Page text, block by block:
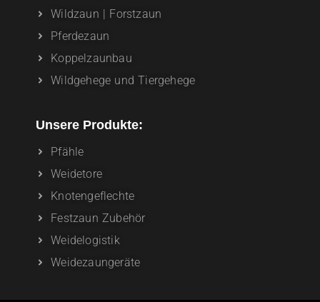
Wildzaun | Forstzaun
Pferdezaun
Koppelzaunbau
Wildgehege und Tiergehege
Unsere Produkte:
Pfähle
Weidetore
Knotengeflechte
Festzaun Zubehör
Weidelogistik
Weidezaungeräte